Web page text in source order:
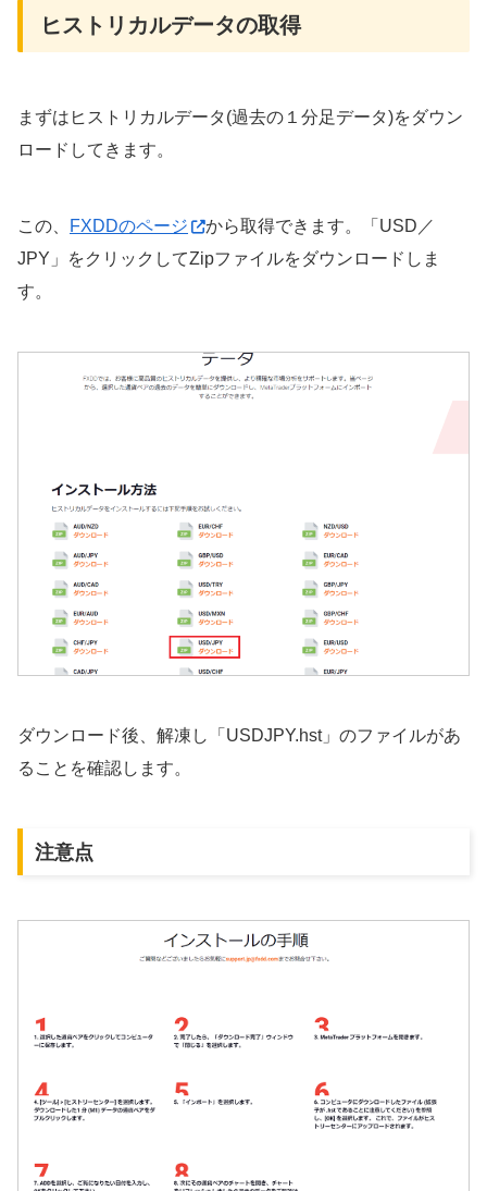
ヒストリカルデータの取得
まずはヒストリカルデータ(過去の１分足データ)をダウン
ロードしてきます。
この、 FXDDのページ
から取得できます。「USD／
JPY」をクリックしてZipファイルをダウンロードしま
す。
ダウンロード後、解凍し「USDJPY.hst」のファイルがあ
ることを確認します。
注意点